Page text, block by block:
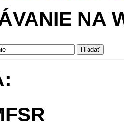
NA